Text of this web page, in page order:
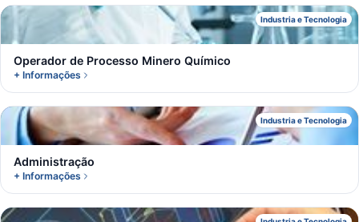
Industria e Tecnologia
O
Operador de Processo Minero Químico
+ Informações
Industria e Tecnologia
A
Administração
+ Informações